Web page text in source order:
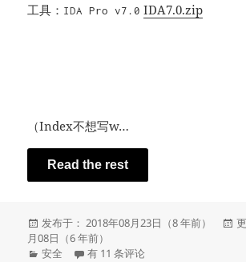
工具： IDA Pro v7.0 IDA7.0.zip
（Index不想写w…
Read the rest
发
布
于
发布于： 2018年08月23日（8 年前）
发
月08日（6 年前）
分
安全 MEMZ 源码级分析
有 11 条评论